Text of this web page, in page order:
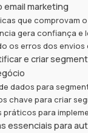
email marketing
que comprovam
gera confiança e
os erros dos envios
e criar
dados para
chave para criar
práticos para
essenciais para